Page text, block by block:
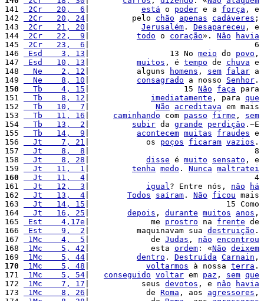
141
2Cr   20,  6 está o poder e a força , e
142
2Cr   20, 24 |         pelo chão apenas cadáveres ;
143
2Cr   21, 20 Jerusalém . Desapareceu , e
144
2Cr   22,  9 todo o coração». Não
havia
145
2Cr   23,  6 |                                   6
146
Esd    3, 13 |                 13 No meio do povo ,
147
Esd   10, 13 muitos , é tempo de chuva e
148
  Ne    2, 12
|          alguns homens , sem falar a
149
  Ne    8, 10
consagrado a nosso Senhor .
150
  Tb    4, 15
|                    15 Não faça para
151
  Tb    8, 12
imediatamente , para que
152
  Tb   10,  7
Não acreditava em mais
153
  Tb   11, 16
caminhando com passo firme , sem
154
  Tb   13,  2
subir da grande perdição .~E
155
  Tb   14,  9
acontecem muitas fraudes e
156
  Jt    7, 21
|            os poços ficaram vazios .
157
  Jt    8,  8
|                                   8
158
  Jt    8, 28
disse é muito sensato , e
159
  Jt   11,  1
tenha medo . Nunca maltratei
160
  Jt   11,  4
|                                   4
161
  Jt   12,  3
igual? Entre nós, não
há
162
  Jt   13,  4
Todos saíram . Não ficou mais
163
  Jt   14, 15
|                             15 Como
164
  Jt   16, 25
depois , durante muitos anos ,
165
Est    4,17e |             me prostro na frente de
166
Est    9,  2 |          maquinavam sua destruição .
167
1Mc    4,  5 |             de Judas , não encontrou
168
1Mc    5, 42 |             esta ordem : «Não deixem
169
1Mc    5, 44 dentro . Destruída Carnain ,
170
1Mc    5, 48 voltarmos à nossa terra .
171
1Mc    5, 54 conseguido voltar em paz , sem que
172
1Mc    7, 17 |           seus devotos , e não
havia
173
1Mc    8, 26 |            de Roma , aos agressores ,